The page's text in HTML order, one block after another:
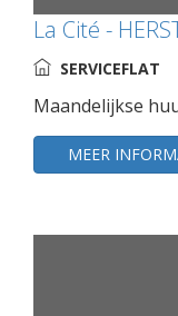
La Cité -
SERVICEFLAT
Maandelijkse
MEER